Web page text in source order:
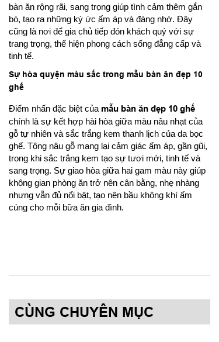
bàn ăn rộng rãi, sang trọng giúp tình cảm thêm gắn
bó, tạo ra những ký ức ấm áp và đáng nhớ. Đây
cũng là nơi để gia chủ tiếp đón khách quý với sự
trang trọng, thể hiện phong cách sống đẳng cấp và
tinh tế.
Sự hòa quyện màu sắc trong mẫu bàn ăn đẹp 10
ghế
Điểm nhấn đặc biệt của mẫu bàn ăn đẹp 10 ghế
chính là sự kết hợp hài hòa giữa màu nâu nhạt của
gỗ tự nhiên và sắc trắng kem thanh lịch của da bọc
ghế. Tông nâu gỗ mang lại cảm giác ấm áp, gần gũi,
trong khi sắc trắng kem tạo sự tươi mới, tinh tế và
sang trọng. Sự giao hòa giữa hai gam màu này giúp
không gian phòng ăn trở nên cân bằng, nhẹ nhàng
nhưng vẫn đủ nổi bật, tạo nên bầu không khí ấm
cúng cho mỗi bữa ăn gia đình.
CÙNG CHUYÊN MỤC